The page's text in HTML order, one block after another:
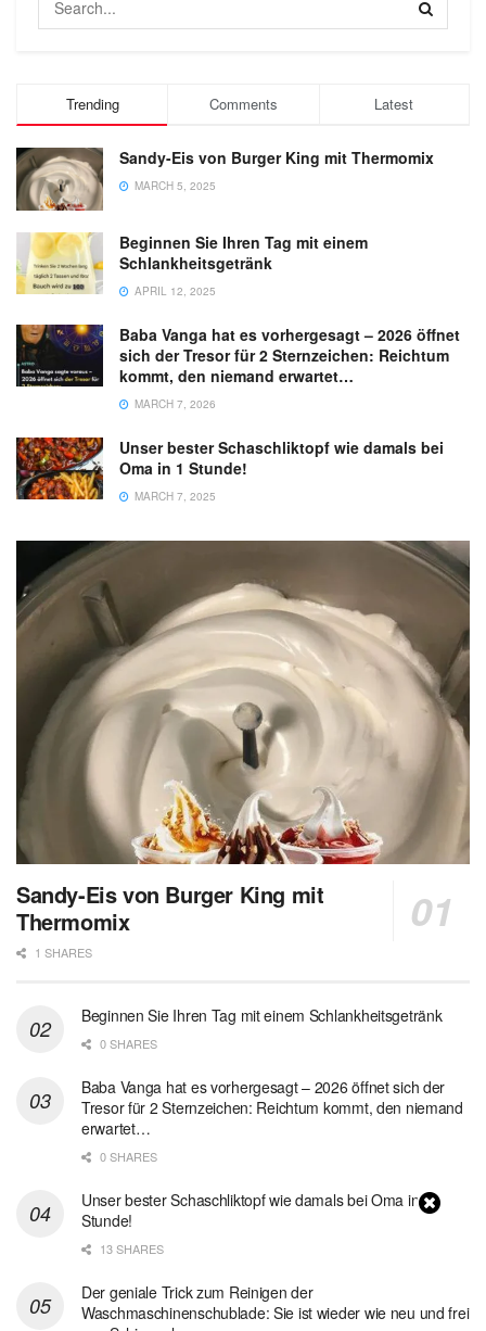
Trending Comments Latest
Sandy-Eis von Burger King mit Thermomix
MARCH 5, 2025
Beginnen Sie Ihren Tag mit einem
Schlankheitsgetränk
APRIL 12, 2025
Baba Vanga hat es vorhergesagt – 2026 öffnet
sich der Tresor für 2 Sternzeichen: Reichtum
kommt, den niemand erwartet…
MARCH 7, 2026
Unser bester Schaschliktopf wie damals bei
Oma in 1 Stunde!
MARCH 7, 2025
Sandy-Eis von Burger King mit
Thermomix
1 SHARES
Beginnen Sie Ihren Tag mit einem Schlankheitsgetränk
0 SHARES
Baba Vanga hat es vorhergesagt – 2026 öffnet sich der
Tresor für 2 Sternzeichen: Reichtum kommt, den niemand
erwartet…
0 SHARES
Unser bester Schaschliktopf wie damals bei Oma in 1
Stunde!
13 SHARES
Der geniale Trick zum Reinigen der
Waschmaschinenschublade: Sie ist wieder wie neu und frei